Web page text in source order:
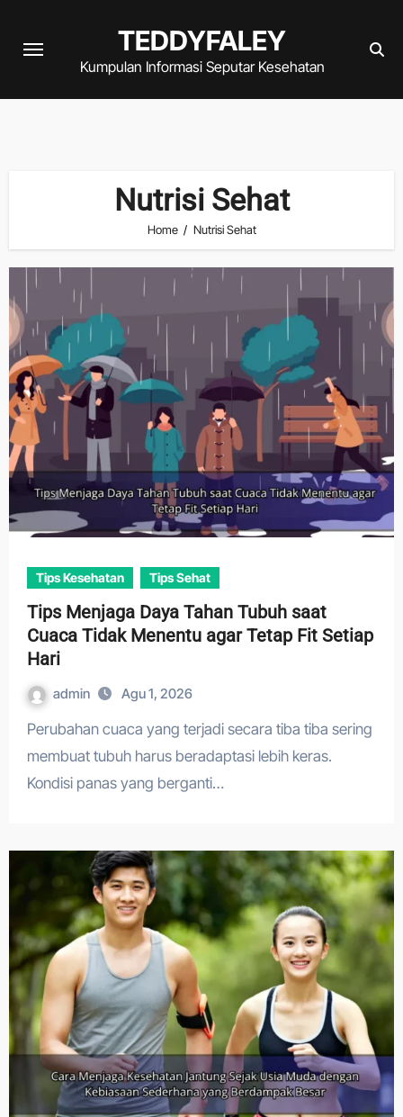
TEDDYFALEY
Kumpulan Informasi Seputar Kesehatan
Nutrisi Sehat
Home Nutrisi Sehat
Tips Kesehatan Tips Sehat
Tips Menjaga Daya Tahan Tubuh saat
Cuaca Tidak Menentu agar Tetap Fit Setiap
Hari
admin Agu 1, 2026
Perubahan cuaca yang terjadi secara tiba tiba sering
membuat tubuh harus beradaptasi lebih keras.
Kondisi panas yang berganti…